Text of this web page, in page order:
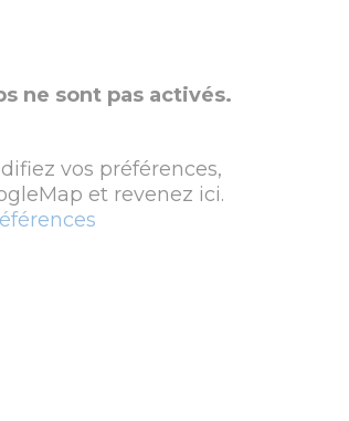
ne sont pas activés.
vos préférences,
et revenez ici.